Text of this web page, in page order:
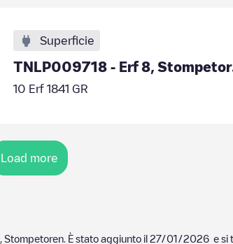
Superficie
10 Erf 1841 GR
Load more
Stompetoren . È stato aggiunto il 27/01/2026 e si